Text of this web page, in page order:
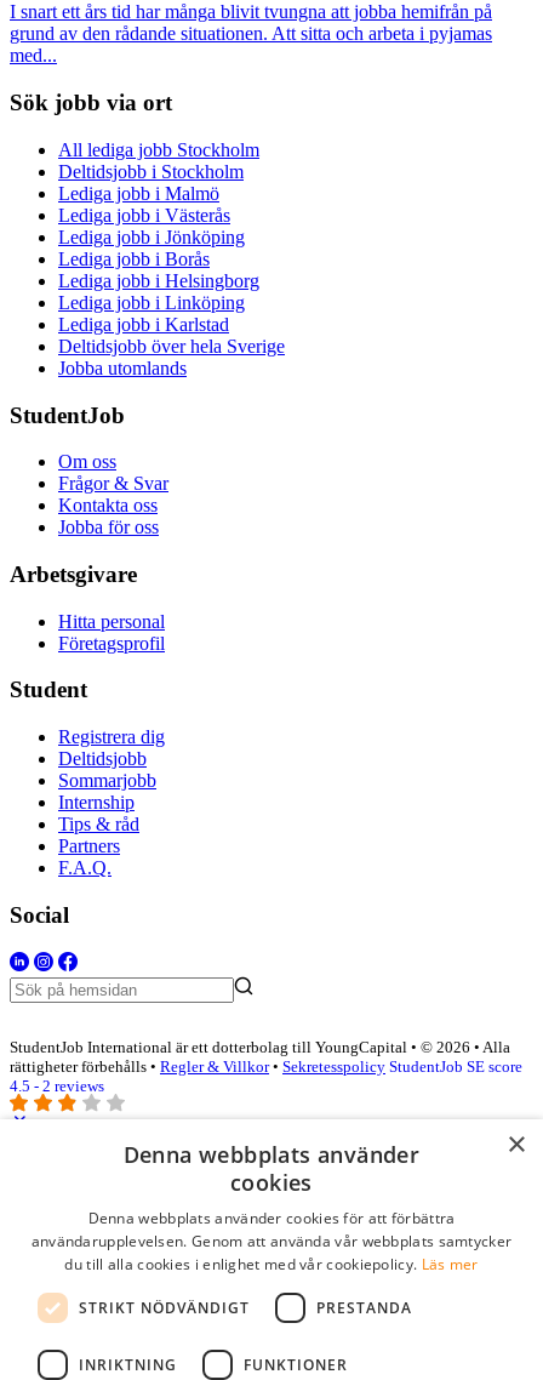
I snart ett års tid har många blivit tvungna att jobba hemifrån på
grund av den rådande situationen. Att sitta och arbeta i pyjamas
med...
Sök jobb via ort
All lediga jobb Stockholm
Deltidsjobb i Stockholm
Lediga jobb i Malmö
Lediga jobb i Västerås
Lediga jobb i Jönköping
Lediga jobb i Borås
Lediga jobb i Helsingborg
Lediga jobb i Linköping
Lediga jobb i Karlstad
Deltidsjobb över hela Sverige
Jobba utomlands
StudentJob
Om oss
Frågor & Svar
Kontakta oss
Jobba för oss
Arbetsgivare
Hitta personal
Företagsprofil
Student
Registrera dig
Deltidsjobb
Sommarjobb
Internship
Tips & råd
Partners
F.A.Q.
Social
StudentJob International är ett dotterbolag till YoungCapital • © 2026 • Alla
rättigheter förbehålls • Regler & Villkor• Sekretesspolicy StudentJob SE score
4.5 - 2 reviews
Lösenord
kom ihåg mig
logga in
×
Denna webbplats använder
cookies
Denna webbplats använder cookies för att förbättra
användarupplevelsen. Genom att använda vår webbplats samtycker
du till alla cookies i enlighet med vår cookiepolicy. Läs mer
STRIKT NÖDVÄNDIGT PRESTANDA
INRIKTNING FUNKTIONER